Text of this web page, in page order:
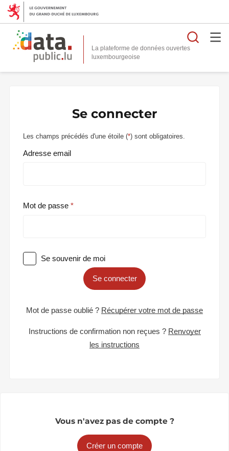
La plateforme de données ouvertes
Se connecter
Les champs précédés d'une étoile (*) sont obligatoires.
Adresse email
Mot de passe
Se souvenir de moi
Se connecter
Mot de passe oublié ? Récupérer votre mot de passe
Instructions de confirmation non reçues ? Renvoyer
les instructions
Vous n'avez pas de compte ?
Créer un compte